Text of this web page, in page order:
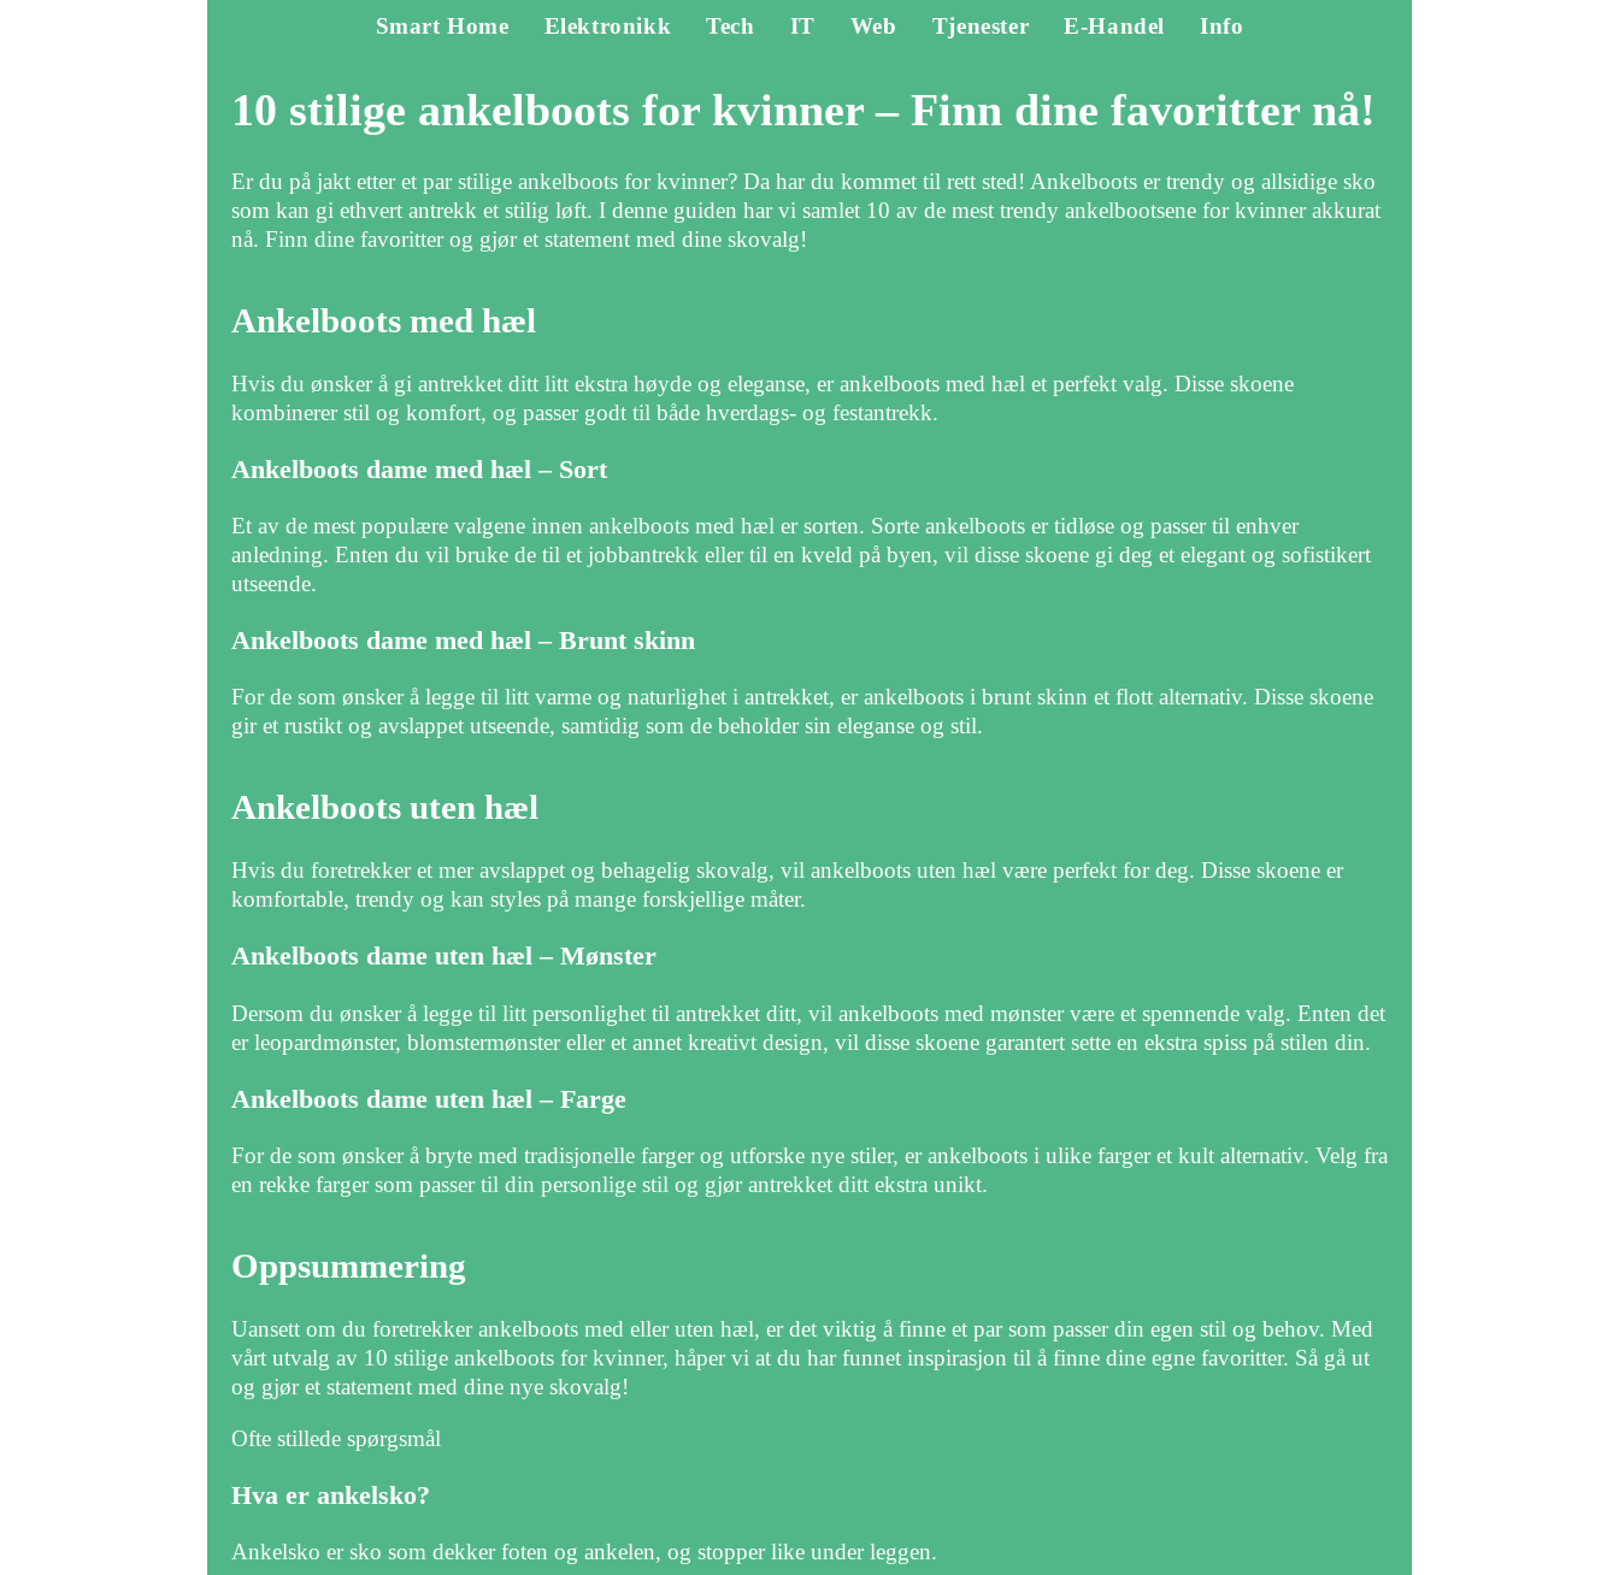
Smart Home Elektronikk Tech IT Web Tjenester E-Handel Info
10 stilige ankelboots for kvinner – Finn dine favoritter nå!
Er du på jakt etter et par stilige ankelboots for kvinner? Da har du kommet til rett sted! Ankelboots er trendy og allsidige sko
som kan gi ethvert antrekk et stilig løft. I denne guiden har vi samlet 10 av de mest trendy ankelbootsene for kvinner akkurat
nå. Finn dine favoritter og gjør et statement med dine skovalg!
Ankelboots med hæl
Hvis du ønsker å gi antrekket ditt litt ekstra høyde og eleganse, er ankelboots med hæl et perfekt valg. Disse skoene
kombinerer stil og komfort, og passer godt til både hverdags- og festantrekk.
Ankelboots dame med hæl – Sort
Et av de mest populære valgene innen ankelboots med hæl er sorten. Sorte ankelboots er tidløse og passer til enhver
anledning. Enten du vil bruke de til et jobbantrekk eller til en kveld på byen, vil disse skoene gi deg et elegant og sofistikert
utseende.
Ankelboots dame med hæl – Brunt skinn
For de som ønsker å legge til litt varme og naturlighet i antrekket, er ankelboots i brunt skinn et flott alternativ. Disse skoene
gir et rustikt og avslappet utseende, samtidig som de beholder sin eleganse og stil.
Ankelboots uten hæl
Hvis du foretrekker et mer avslappet og behagelig skovalg, vil ankelboots uten hæl være perfekt for deg. Disse skoene er
komfortable, trendy og kan styles på mange forskjellige måter.
Ankelboots dame uten hæl – Mønster
Dersom du ønsker å legge til litt personlighet til antrekket ditt, vil ankelboots med mønster være et spennende valg. Enten det
er leopardmønster, blomstermønster eller et annet kreativt design, vil disse skoene garantert sette en ekstra spiss på stilen din.
Ankelboots dame uten hæl – Farge
For de som ønsker å bryte med tradisjonelle farger og utforske nye stiler, er ankelboots i ulike farger et kult alternativ. Velg fra
en rekke farger som passer til din personlige stil og gjør antrekket ditt ekstra unikt.
Oppsummering
Uansett om du foretrekker ankelboots med eller uten hæl, er det viktig å finne et par som passer din egen stil og behov. Med
vårt utvalg av 10 stilige ankelboots for kvinner, håper vi at du har funnet inspirasjon til å finne dine egne favoritter. Så gå ut
og gjør et statement med dine nye skovalg!
Ofte stillede spørgsmål
Hva er ankelsko?
Ankelsko er sko som dekker foten og ankelen, og stopper like under leggen.